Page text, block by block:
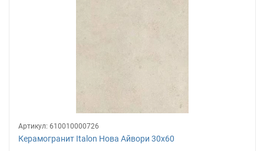
Артикул: 610010000726
Керамогранит Italon Нова Айвори 30х60